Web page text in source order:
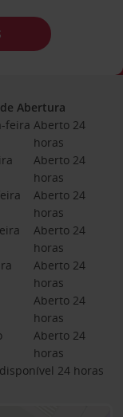
Abertura
feira Aberto 24
horas
Aberto 24
horas
Aberto 24
horas
Aberto 24
horas
Aberto 24
horas
Aberto 24
horas
Aberto 24
horas
24 horas